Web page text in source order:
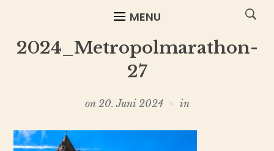
MENU
2024_Metropolmarathon-
27
on 20. Juni 2024 in